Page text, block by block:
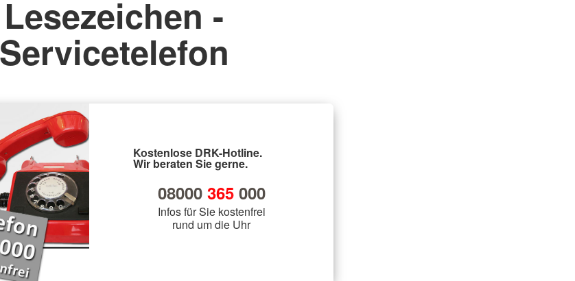
Lesezeichen -
Servicetelefon
Kostenlose DRK-Hotline.
Wir beraten Sie gerne.
08000 365000
Infos für Sie kostenfrei
rund um die Uhr